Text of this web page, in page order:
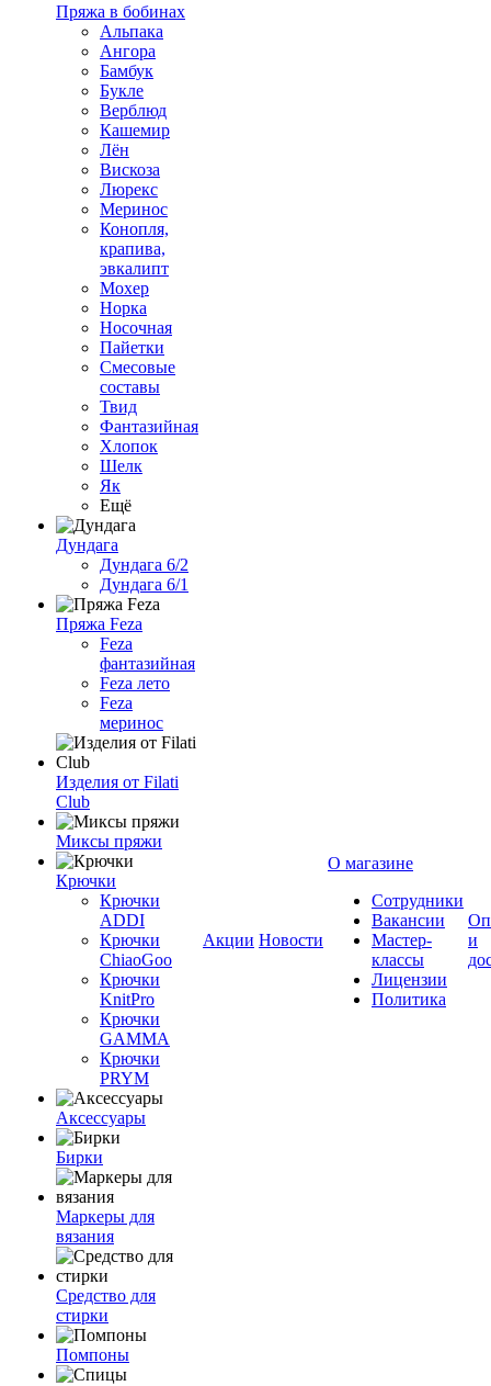
Пряжа в бобинах
Альпака
Ангора
Бамбук
Букле
Верблюд
Кашемир
Лён
Вискоза
Люрекс
Меринос
Конопля,
крапива,
эвкалипт
Мохер
Норка
Носочная
Пайетки
Смесовые
составы
Твид
Фантазийная
Хлопок
Шелк
Як
Ещё
Дундага
Дундага 6/2
Дундага 6/1
Пряжа Feza
Feza
фантазийная
Feza лето
Feza
меринос
Изделия от Filati
Club
Миксы пряжи
Крючки
Крючки
ADDI
Крючки
ChiaoGoo
Крючки
KnitPro
Крючки
GAMMA
Крючки
PRYM
Аксессуары
Бирки
Маркеры для
вязания
Средство для
стирки
Помпоны
Акции Новости
О магазине
Сотрудники
Вакансии
Мастер-
классы
Лицензии
Политика
и